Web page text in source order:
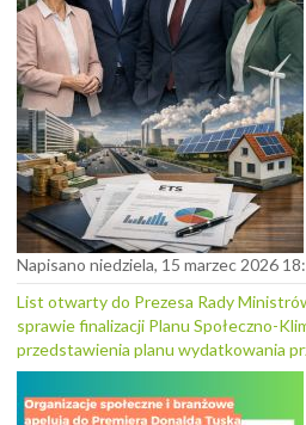
Napisano niedziela, 15 marzec 2026
List otwarty do Prezesa Rady
sprawie finalizacji Planu Społeczno-
przedstawienia planu wydatkowania